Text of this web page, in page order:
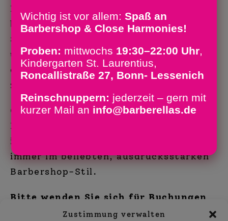
Zustimmung verwalten
Die Barberellas geben Ihrem Fest die
besondere Note:
Schwungvoll, harmonisch und
unterhaltsam präsentieren wir a
cappella im kleinen Ensemble bis hin
zum gesamten Chor.
Ob Oldies, Pop, auf Englisch oder
Deutsch – für jeden Musikliebhaber
ist etwas dabei,
immer im beliebten, ausdrucksstarken
Barbershop-Stil.
Bitte wenden Sie sich für Buchungen
an info@Barberellas.de
Wichtig ist vor allem:Spaß an
Barbershop & Close Harmonies!
Proben: mittwochs 19:30–22:00 Uhr
Kindergarten St. Laurentius,
Roncallistraße 27, Bonn- Lessenich
Reinschnuppern: jederzeit – gern mit
kurzer Mail an info@barberellas.de